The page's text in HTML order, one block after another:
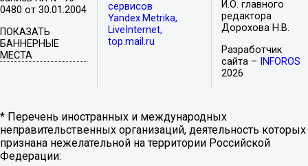
0480 от 30.01.2004
ПОКАЗАТЬ
БАННЕРНЫЕ
МЕСТА
сервисов
Yandex.Metrika,
LiveInternet,
top.mail.ru
И.О. главного
редактора
Дорохова Н.В.
Разработчик
сайта –
INFOROS
2026
* Перечень иностранных и международных
неправительственных организаций, деятельность которых
признана нежелательной на территории Российской
Федерации: